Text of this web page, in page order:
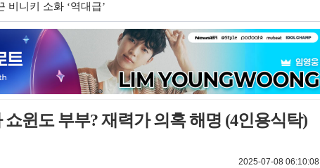
비니키 소화 ‘역대급’
윈도 부부? 재력가 의혹 해명 (4인용식탁)
2025-07-08 06:10:08